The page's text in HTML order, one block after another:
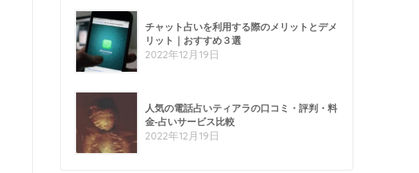
チャット占いを利用する際のメリットとデメ
リット｜おすすめ３選
2022年12月19日
人気の電話占いティアラの口コミ・評判・料
金-占いサービス比較
2022年12月19日